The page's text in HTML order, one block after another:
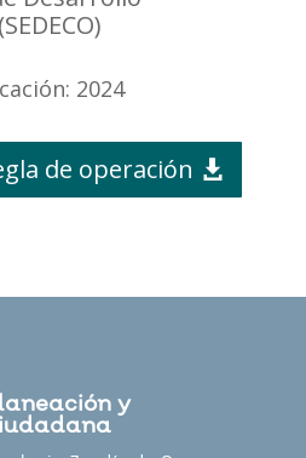
2024
de operación
y